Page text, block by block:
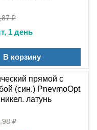
PCF отличается
латуни
Цанговый механизм
и
резьбы и
утечки,
₽
1 день
В корзину
прямой с
(син.) PnevmoOpt
латунь
₽